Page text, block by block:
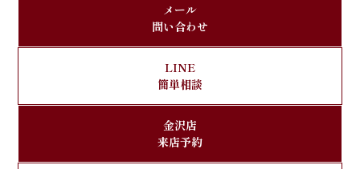
メール
問い合わせ
LINE
簡単相談
金沢店
来店予約